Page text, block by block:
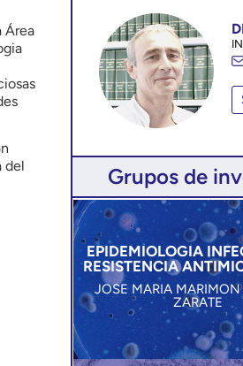
Área
del
Grupos de
EPIDEMIOLOGIA
RESISTENCIA
JOSE MARIA MARIMON
ZARATE